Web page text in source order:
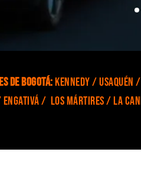
de Bogotá:Kennedy /
/ Los Mártires / La